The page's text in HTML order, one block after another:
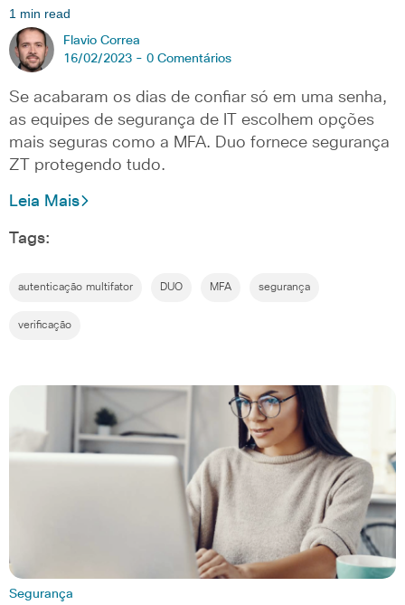
1 min read
Flavio Correa
16/02/2023 - 0 Comentários
Se acabaram os dias de confiar só em uma senha,
as equipes de segurança de IT escolhem opções
mais seguras como a MFA. Duo fornece segurança
ZT protegendo tudo.
Leia Mais
Tags:
autenticação multifator DUO MFA segurança
verificação
Segurança